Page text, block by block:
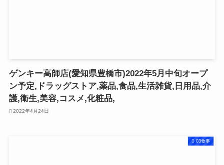
ゲンキー高師店(愛知県豊橋市)2022年5月中旬オープ
ン予定,ドラッグストア,薬品,食品,生活雑貨,日用品,介
護,衛生,美容,コスメ,化粧品,
2022年4月24日
03食事